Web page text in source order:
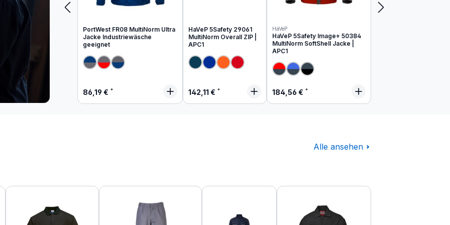
PortWest FR08 MultiNorm Ultra
Jacke Industriewäsche
geeignet
Regulärer Preis:
86,19 €
HaVeP 5Safety 29061
MultiNorm Overall ZIP |
APC1
Regulärer Preis:
142,11 €
HaVeP
HaVeP 5Safety Image+ 50384
MultiNorm SoftShell Jacke |
APC1
Regulärer Preis:
184,56 €
Alle ansehen